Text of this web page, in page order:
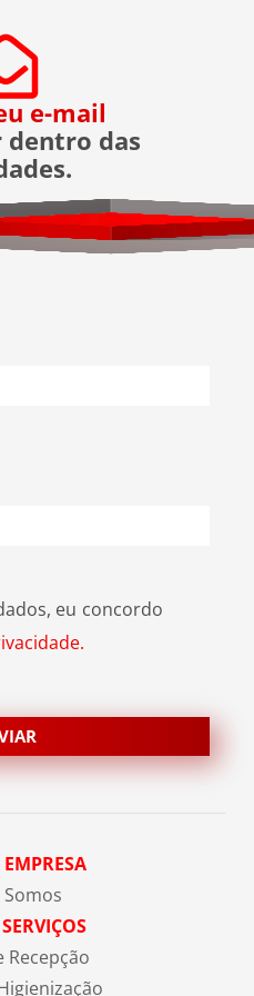
e-mail
dentro das
eu concordo
Recepção